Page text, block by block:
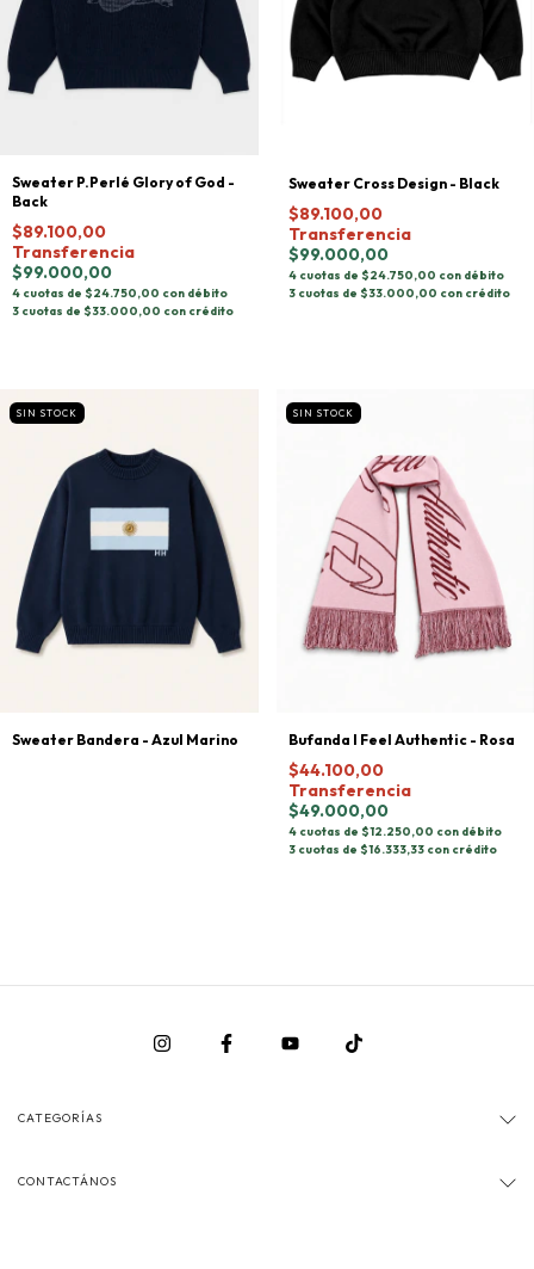
Sweater P.Perlé Glory of God -
Back
$89.100,00
Transferencia
$99.000,00
4 cuotas de $24.750,00 con débito
3 cuotas de $33.000,00 con crédito
Sweater Cross Design - Black
$89.100,00
Transferencia
$99.000,00
4 cuotas de $24.750,00 con débito
3 cuotas de $33.000,00 con crédito
SIN STOCK
Sweater Bandera - Azul Marino
SIN STOCK
Bufanda I Feel Authentic - Rosa
$44.100,00
Transferencia
$49.000,00
4 cuotas de $12.250,00 con débito
3 cuotas de $16.333,33 con crédito
CATEGORÍAS
CONTACTÁNOS